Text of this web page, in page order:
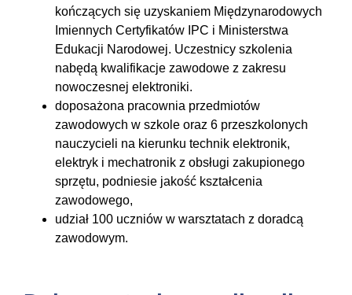
kończących się uzyskaniem Międzynarodowych
Imiennych Certyfikatów IPC i Ministerstwa
Edukacji Narodowej. Uczestnicy szkolenia
nabędą kwalifikacje zawodowe z zakresu
nowoczesnej elektroniki.
doposażona pracownia przedmiotów
zawodowych w szkole oraz 6 przeszkolonych
nauczycieli na kierunku technik elektronik,
elektryk i mechatronik z obsługi zakupionego
sprzętu, podniesie jakość kształcenia
zawodowego,
udział 100 uczniów w warsztatach z doradcą
zawodowym.